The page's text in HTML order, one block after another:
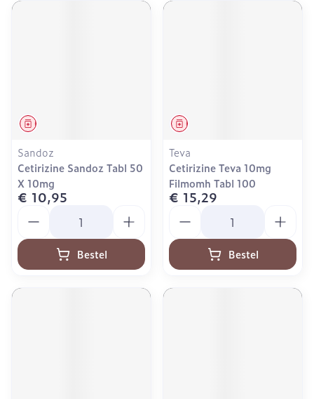
Geneesmiddel
Sandoz
Cetirizine Sandoz Tabl 50
X 10mg
€ 10,95
Bestel
Geneesmiddel
Teva
Cetirizine Teva 10mg
Filmomh Tabl 100
€ 15,29
Bestel